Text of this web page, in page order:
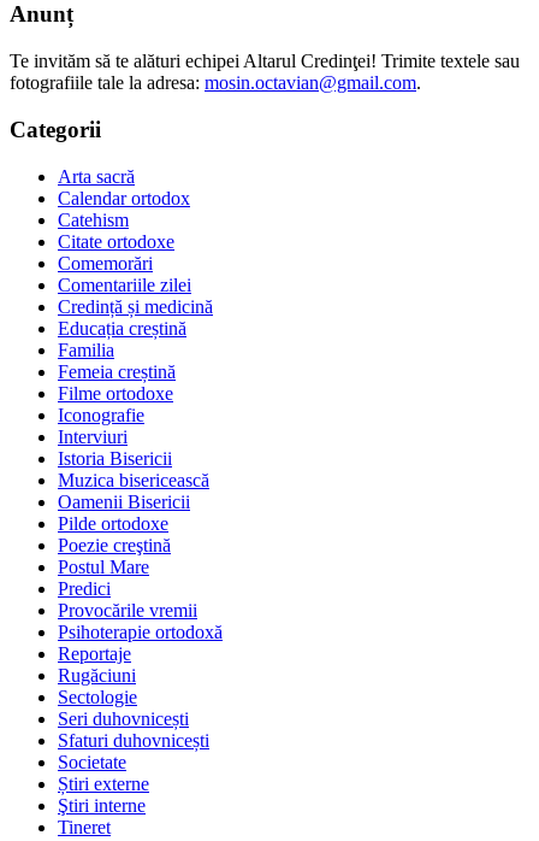
Anunț
Te invităm să te alături echipei Altarul Credinţei! Trimite textele sau
fotografiile tale la adresa: mosin.octavian@gmail.com.
Categorii
Arta sacră
Calendar ortodox
Catehism
Citate ortodoxe
Comemorări
Comentariile zilei
Credință și medicină
Educația creștină
Familia
Femeia creștină
Filme ortodoxe
Iconografie
Interviuri
Istoria Bisericii
Muzica bisericească
Oamenii Bisericii
Pilde ortodoxe
Poezie creştină
Postul Mare
Predici
Provocările vremii
Psihoterapie ortodoxă
Reportaje
Rugăciuni
Sectologie
Seri duhovnicești
Sfaturi duhovnicești
Societate
Știri externe
Ştiri interne
Tineret